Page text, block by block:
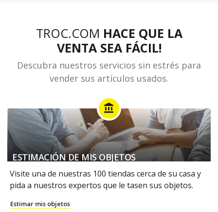
TROC.COM HACE QUE LA
VENTA SEA FÁCIL!
Descubra nuestros servicios sin estrés para
vender sus artículos usados.
account_balance
ESTIMACIÓN DE MIS OBJETOS
Visite una de nuestras 100 tiendas cerca de su casa y
pida a nuestros expertos que le tasen sus objetos.
Estimar mis objetos